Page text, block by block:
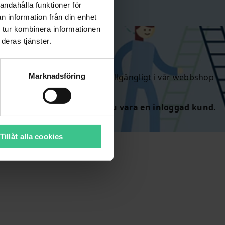
funktioner för
information från din enhet
kombinera informationen
tjänster.
Marknadsföring
Tillåt alla cookies
sänkta priser. Endast tillgängligt i vår webbshop
lagret räcker.
kunna handla
behöver du vara en inloggad kund.